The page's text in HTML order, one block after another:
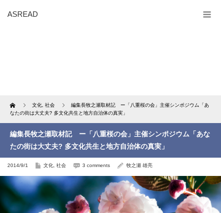
ASREAD
Home 文化 社会
編集長牧之瀬取材記 ー「八重桜の会」主催シンポジウム「あ
なたの街は大丈夫? 多文化共生と地方自治体の真実」
編集長牧之瀬取材記 ー「八重桜の会」主催シンポジウム「あな
たの街は大丈夫? 多文化共生と地方自治体の真実」
2014/9/1 文化 社会 3 comments 牧之瀬 雄亮